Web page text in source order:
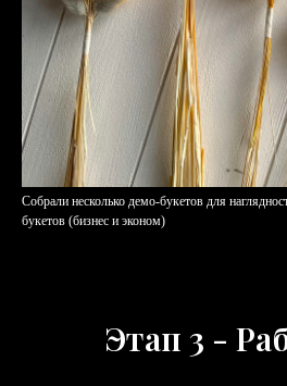
Собрали несколько демо-букетов для
букетов (бизнес и эконом)
Этап 3 -